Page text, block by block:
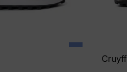
Cruyff